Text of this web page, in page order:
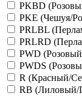
PKBD
PKE (Чешуя/
PRLBL
PRLRD
PWD
PWDS
R (Красный/
RB (Лиловый/